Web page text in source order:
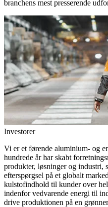
branchens mest presserende
Investorer
Vi er et førende aluminium- og
hundrede år har skabt
produkter, løsninger og industri,
efterspørgsel på et globalt
kulstofindhold til kunder over
indenfor vedvarende energi til
drive produktionen på en